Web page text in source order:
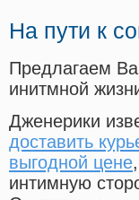
На пути к
Предлагаем
инитмной
Дженерики
доставить
выгодной цене
интимную